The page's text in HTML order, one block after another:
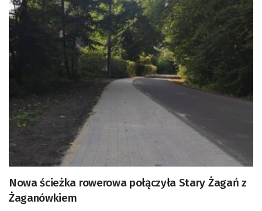
Nowa ścieżka rowerowa połączyła Stary Żagań z
Żaganówkiem